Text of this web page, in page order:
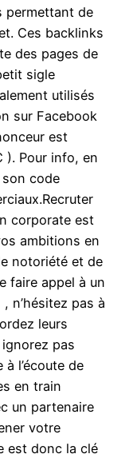
permettant de
Ces backlinks
des pages de
sigle
utilisés
sur Facebook
est
). Pour info, en
son code
corporate est
ambitions en
notoriété et de
faire appel à un
n’hésitez pas à
leurs
pas
à l’écoute de
en train
un partenaire
votre
est donc la clé